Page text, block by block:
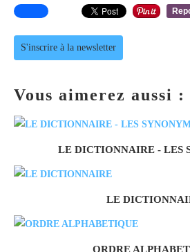
S'inscrire à la newsletter
Vous aimerez aussi :
LE DICTIONNAIRE - LES
LE
ORDRE